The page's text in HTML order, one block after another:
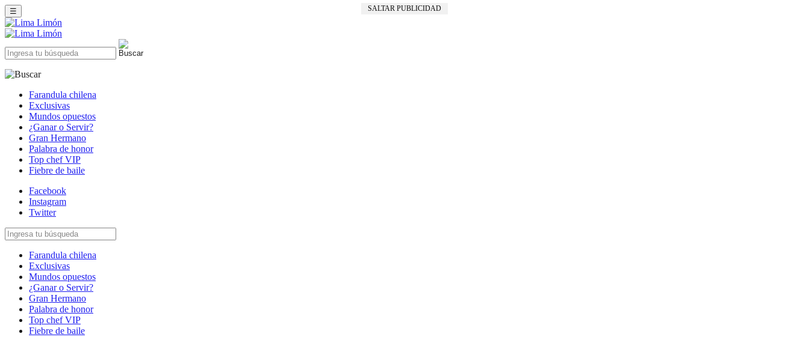
SALTAR PUBLICIDAD
☰
Farandula chilena
Exclusivas
Mundos opuestos
¿Ganar o Servir?
Gran Hermano
Palabra de honor
Top chef VIP
Fiebre de baile
Facebook
Instagram
Twitter
Farandula chilena
Exclusivas
Mundos opuestos
¿Ganar o Servir?
Gran Hermano
Palabra de honor
Top chef VIP
Fiebre de baile